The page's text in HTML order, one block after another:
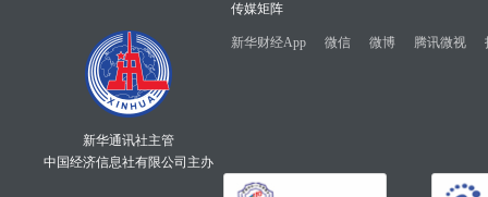
新华通讯社主管
中国经济信息社有限公司主办
传媒矩阵
新华财经App 微信 微博 腾讯微视